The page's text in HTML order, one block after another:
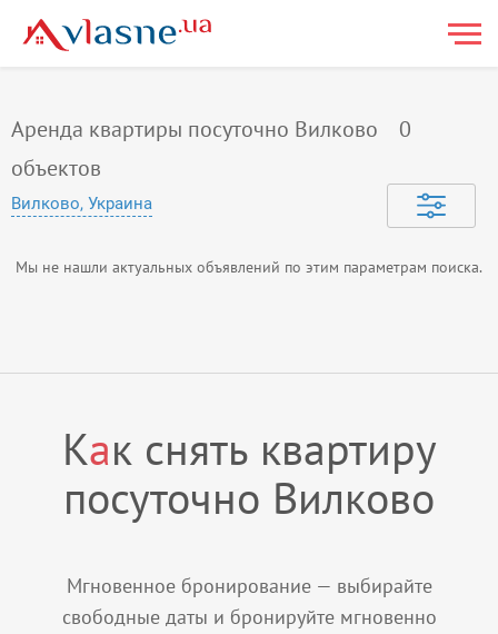
Аренда квартиры посуточно Вилково
0
объектов
Вилково, Украина
Мы не нашли актуальных объявлений по этим параметрам поиска.
Как снять квартиру
посуточно Вилково
Мгновенное бронирование — выбирайте
свободные даты и бронируйте мгновенно